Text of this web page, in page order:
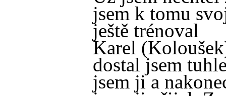
jsem k tomu
ještě trénoval
Karel
dostal jsem
jsem ji a